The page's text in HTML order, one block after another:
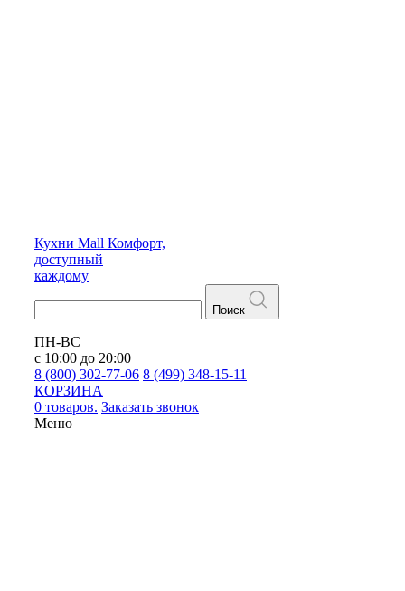
Кухни Mall Комфорт,
доступный
каждому
Поиск
ПН-ВС
с 10:00 до 20:00
8 (800) 302-77-06 8 (499) 348-15-11
КОРЗИНА
0 товаров. Заказать звонок
Меню